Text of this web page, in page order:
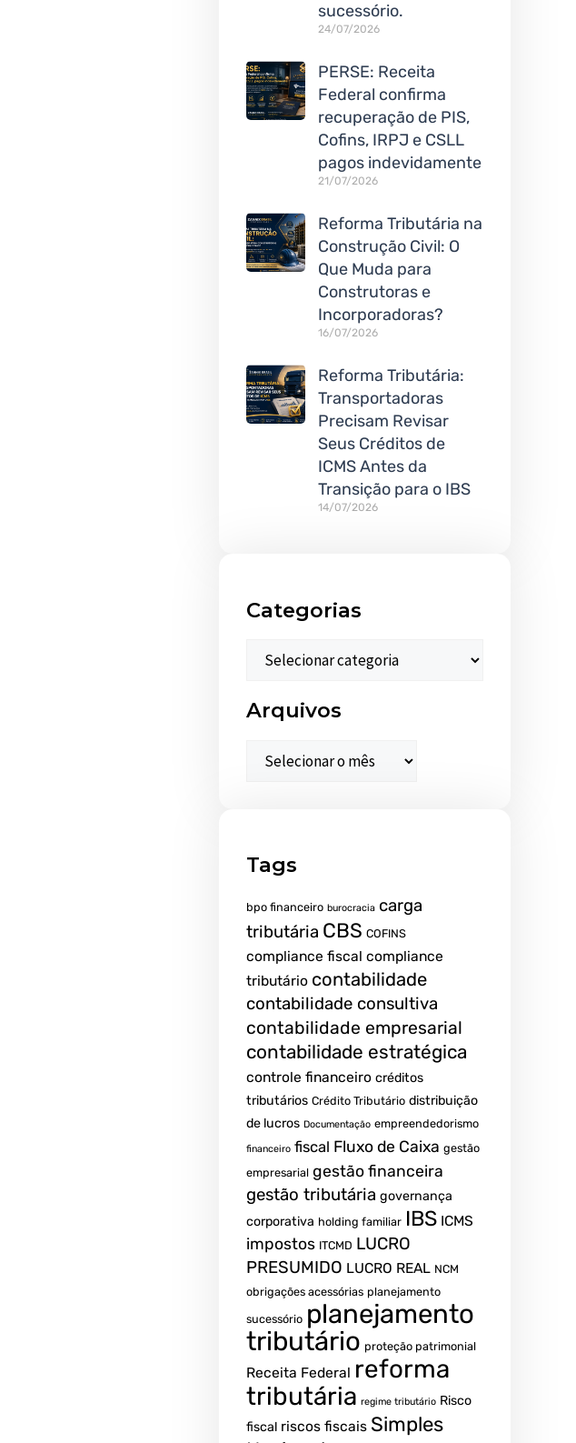
sucessório.
24/07/2026
PERSE: Receita
Federal confirma
recuperação de PIS,
Cofins, IRPJ e CSLL
pagos indevidamente
21/07/2026
Reforma Tributária na
Construção Civil: O
Que Muda para
Construtoras e
Incorporadoras?
16/07/2026
Reforma Tributária:
Transportadoras
Precisam Revisar
Seus Créditos de
ICMS Antes da
Transição para o IBS
14/07/2026
Categorias
Arquivos
Tags
bpo financeiro burocracia carga
tributária CBS COFINS
compliance fiscal compliance
tributário contabilidade
contabilidade consultiva
contabilidade empresarial
contabilidade estratégica
controle financeiro créditos
tributários Crédito Tributário distribuição
de lucros Documentação empreendedorismo
financeiro fiscal Fluxo de Caixa gestão
empresarial gestão financeira
gestão tributária governança
corporativa holding familiar IBS ICMS
impostos ITCMD LUCRO
PRESUMIDO LUCRO REAL NCM
obrigações acessórias planejamento
sucessório planejamento
tributário proteção patrimonial
Receita Federal reforma
tributária regime tributário Risco
fiscal riscos fiscais Simples